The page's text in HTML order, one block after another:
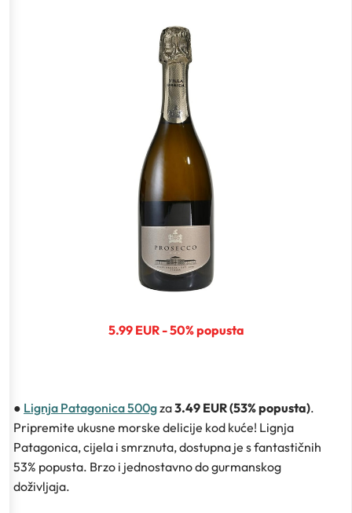
5.99 EUR - 50% popusta
● Lignja Patagonica 500gza3.49 EUR (53% popusta).
Pripremite ukusne morske delicije kod kuće! Lignja
Patagonica, cijela i smrznuta, dostupna je s fantastičnih
53% popusta. Brzo i jednostavno do gurmanskog
doživljaja.